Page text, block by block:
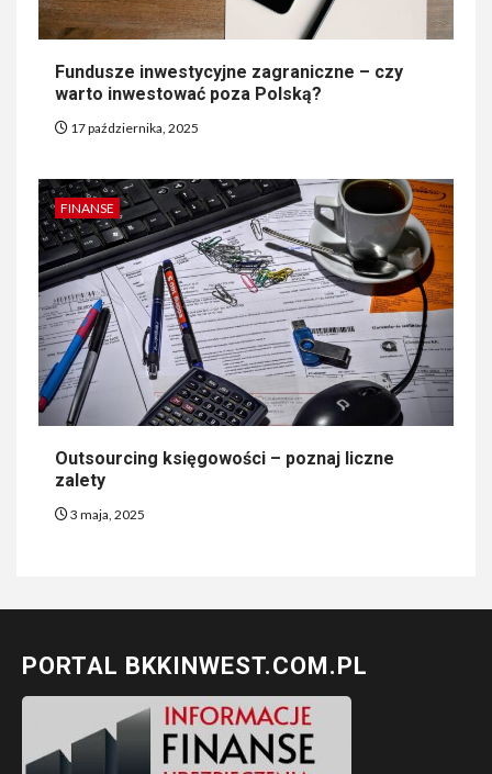
Fundusze inwestycyjne zagraniczne – czy
warto inwestować poza Polską?
17 października, 2025
FINANSE
Outsourcing księgowości – poznaj liczne
zalety
3 maja, 2025
PORTAL BKKINWEST.COM.PL